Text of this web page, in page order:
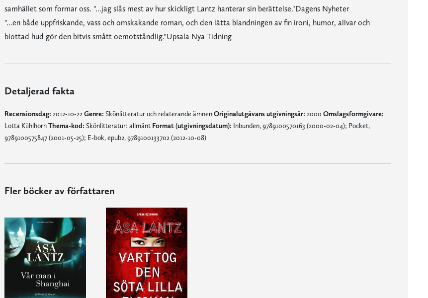
samhället som formar oss. "...jag slås mest av hur skickligt Lantz hanterar sin berättelse."Dagens Nyheter
"...en både uppfriskande, vass och omskakande roman, och den lätta blandningen av fin ironi, humor, allvar och
blottad hud gör den bitvis smått oemotståndlig."Upsala Nya Tidning
Detaljerad fakta
Recensionsdag: 2012-10-22 Genre: Skönlitteratur och relaterande ämnenOriginalutgåvans utgivningsår: 2000 Omslagsformgivare:
Lotta KühlhornThema-kod: Skönlitteratur: allmänt Format (utgivningsdatum): Inbunden, 9789100570163 (2000-02-04); Pocket,
9789100575847 (2001-05-25); E-bok, epub2, 9789100133702 (2012-10-08)
Fler böcker av författaren